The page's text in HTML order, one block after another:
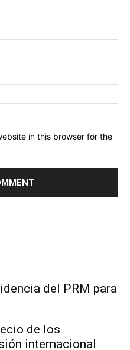
in this browser for the
del PRM para
de los
internacional